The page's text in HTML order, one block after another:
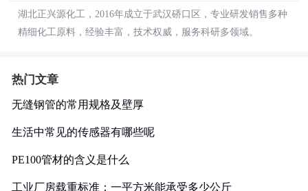
湖北正兴源化工，2016年成立于武汉硚口区，专业研发销售多种
精细化工原料，经验丰富，技术权威，服务科研多领域。
热门文章
无缝钢管的常用规格及壁厚
生活中常见的传感器有哪些呢
PE100管材的含义是什么
工业厂房载重标准：一平方米能承受多少公斤